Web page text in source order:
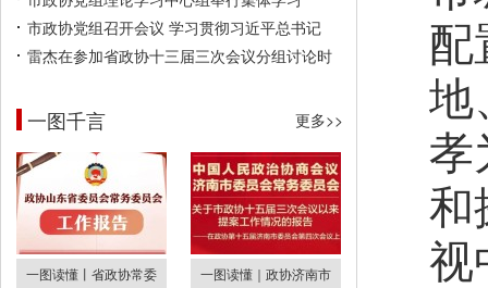
市政协党组召开会议 学习贯彻习近平总书记
雷杰在参加省政协十三届三次会议分组讨论时
一图千言 更多>>
一图读懂丨省政协常委 一图读懂｜政协济南市
配
地
孝
和
视